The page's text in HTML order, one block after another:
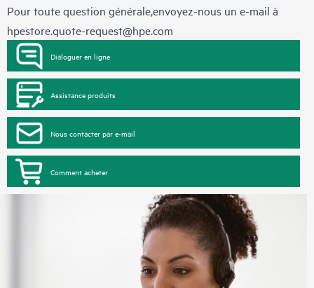
Pour toute question générale,envoyez-nous un e-mail à
hpestore.quote-request@hpe.com
Dialoguer en ligne
Assistance produits
Nous contacter par e-mail
Comment acheter